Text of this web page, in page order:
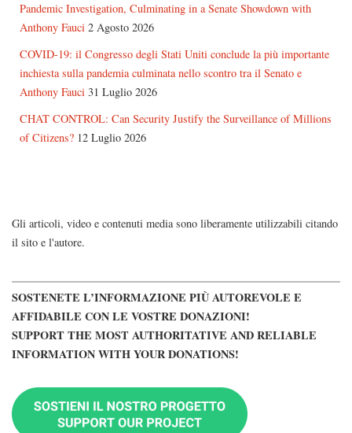
Pandemic Investigation, Culminating in a Senate Showdown with
Anthony Fauci 2 Agosto 2026
COVID-19: il Congresso degli Stati Uniti conclude la più importante
inchiesta sulla pandemia culminata nello scontro tra il Senato e
Anthony Fauci 31 Luglio 2026
CHAT CONTROL: Can Security Justify the Surveillance of Millions
of Citizens? 12 Luglio 2026
Gli articoli, video e contenuti media sono liberamente utilizzabili citando
il sito e l'autore.
SOSTENETE L’INFORMAZIONE PIÙ AUTOREVOLE E
AFFIDABILE CON LE VOSTRE DONAZIONI!
SUPPORT THE MOST AUTHORITATIVE AND RELIABLE
INFORMATION WITH YOUR DONATIONS!